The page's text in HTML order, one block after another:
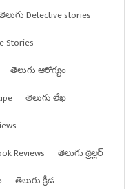
Detective stories
Stories
తెలుగు ఆరోగ్యం
తెలుగు లేఖ
Reviews
తెలుగు థ్రిల్లర్
తెలుగు క్రీడ